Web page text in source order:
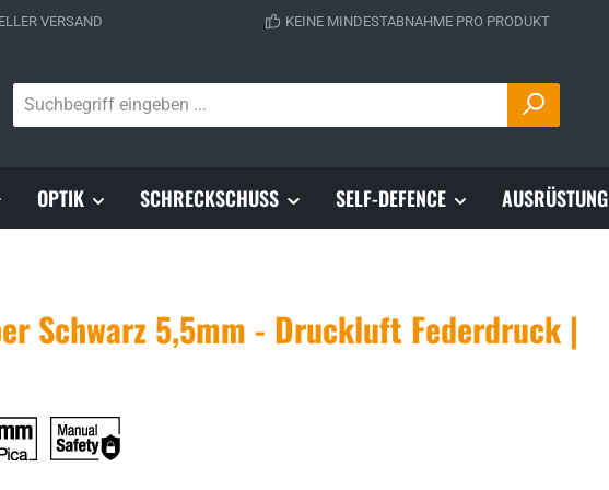
VERSAND KEINE MINDESTABNAHME PRO PRODUKT
OPTIK SCHRECKSCHUSS SELF-DEFENCE AUSRÜSTUNG
Schwarz 5,5mm - Druckluft Federdruck |